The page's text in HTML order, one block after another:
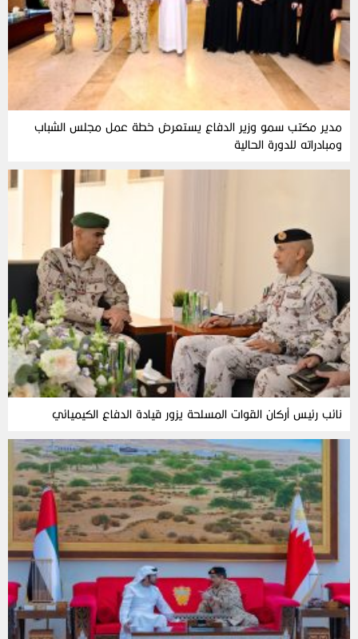
مدير مكتب سمو وزير الدفاع يستعرض خطة عمل مجلس الشباب
ومبادراته للدورة الحالية
نائب رئيس أركان القوات المسلحة يزور قيادة الدفاع الكيميائي